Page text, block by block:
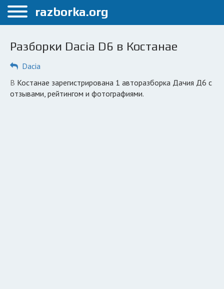
Меню
Костанай
ПОЛЬЗОВАТЕЛЯМ
Каталог разборок
Разборки Dacia D6 в Костанае
Dacia
в Костанае зарегистрирована 1 авторазборка Дачия Д6 с
отзывами, рейтингом и фотографиями.
razborka.org